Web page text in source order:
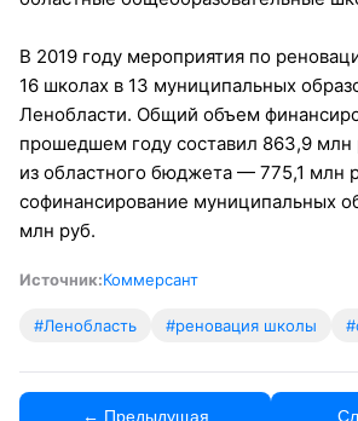
В 2019 году мероприятия по
16 школах в 13 муниципальных
Ленобласти. Общий объем
прошедшем году составил 863,9 млн
из областного бюджета — 775,1 млн
софинансирование муниципальных
млн руб.
Источник:Коммерсант
#Ленобласть #реновация школы
← Предыдущая